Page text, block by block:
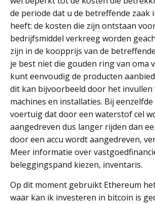
de periode dat u de betreffende zaak
heeft: de kosten die zijn ontstaan
bedrijfsmiddel verkreeg worden
zijn in de koopprijs van de
je best niet die gouden ring van oma
kunt eenvoudig de producten
dit kan bijvoorbeeld door het invullen
machines en installaties. Bij
voertuig dat door een waterstof cel
aangedreven dus langer rijden dan
door een accu wordt aangedreven,
Meer informatie over
beleggingspand kiezen, inventaris.
Op dit moment gebruikt Ethereum
waar kan ik investeren in bitcoin is